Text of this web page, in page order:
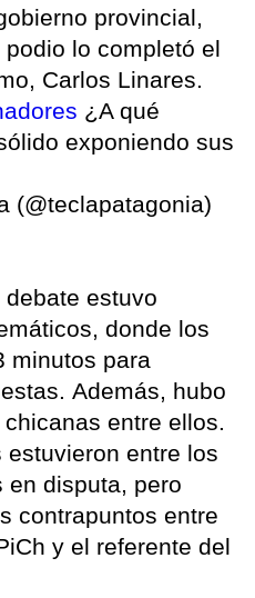
provincial,
lo completó el
Carlos Linares.
¿A qué
exponiendo sus
(@teclapatagonia)
estuvo
donde los
minutos para
Además, hubo
entre ellos.
entre los
en disputa, pero
contrapuntos entre
y el referente del